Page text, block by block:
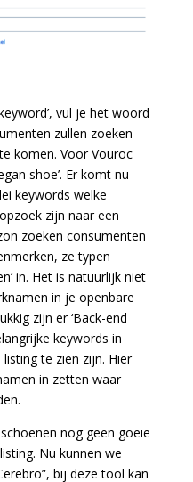
vul je het woord
zullen zoeken
komen. Voor Vouroc
shoe’. Er komt nu
keywords welke
zijn naar een
zoeken consumenten
ze typen
in. Het is natuurlijk niet
in je openbare
zijn er ‘Back-end
keywords in
te zien zijn. Hier
in zetten waar
nog geen goeie
Nu kunnen we
bij deze tool kan